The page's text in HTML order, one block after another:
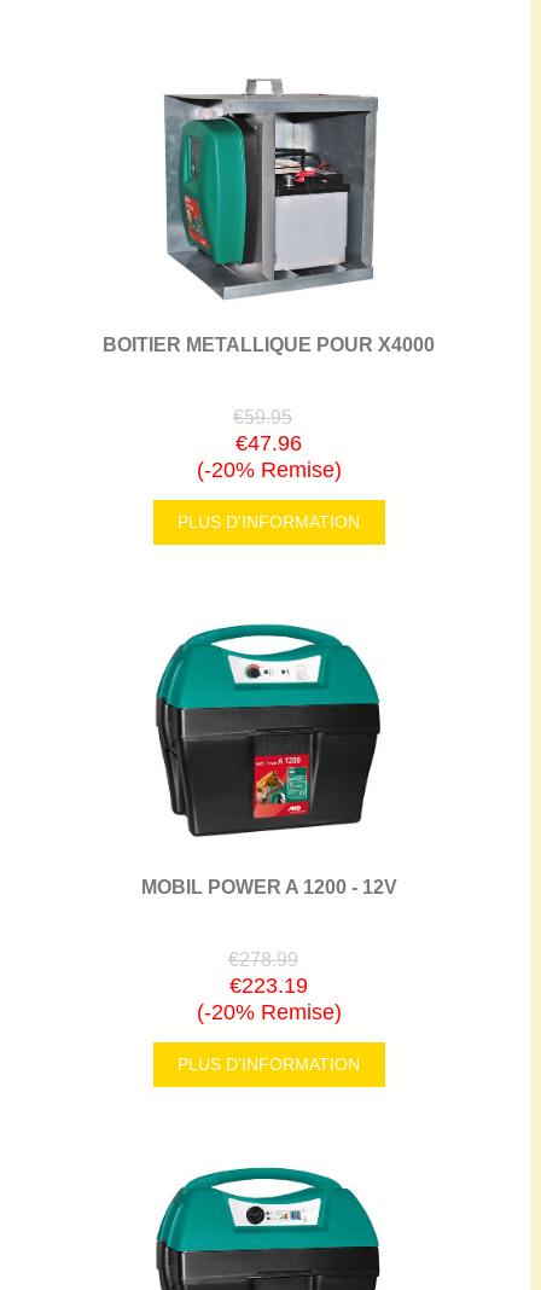
BOITIER METALLIQUE POUR X4000
€59.95
€47.96
(-20% Remise)
PLUS D'INFORMATION
MOBIL POWER A 1200 - 12V
€278.99
€223.19
(-20% Remise)
PLUS D'INFORMATION